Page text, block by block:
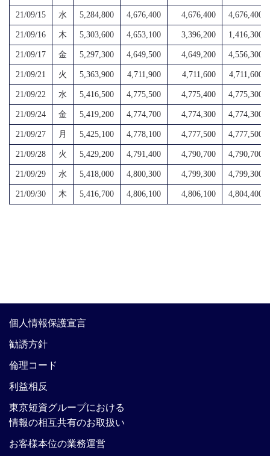
21/09/15 水 5,284,800 4,676,400 4,676,400 4,676,400
21/09/16 木 5,303,600 4,653,100 3,396,200 1,416,300
21/09/17 金 5,297,300 4,649,500 4,649,200 4,556,300
21/09/21 火 5,363,900 4,711,900 4,711,600 4,711,600
21/09/22 水 5,416,500 4,775,500 4,775,400 4,775,300
21/09/24 金 5,419,200 4,774,700 4,774,300 4,774,300
21/09/27 月 5,425,100 4,778,100 4,777,500 4,777,500
21/09/28 火 5,429,200 4,791,400 4,790,700 4,790,700
21/09/29 水 5,418,000 4,800,300 4,799,300 4,799,300
21/09/30 木 5,416,700 4,806,100 4,806,100 4,804,400
個人情報保護宣言
勧誘方針
倫理コード
利益相反
東京短資グループにおける
情報の相互共有のお取扱い
お客様本位の業務運営